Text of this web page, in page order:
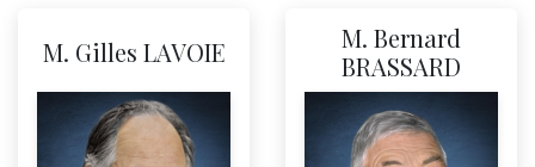
M. Gilles LAVOIE
M. Bernard
BRASSARD